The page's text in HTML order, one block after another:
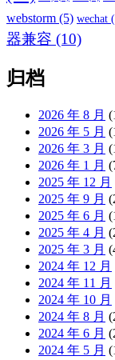
webstorm (5) wechat
器兼容 (10)
归档
2026 年 8 月
2026 年 5 月
2026 年 3 月
2026 年 1 月
2025 年 12 月
2025 年 9 月
2025 年 6 月
2025 年 4 月
2025 年 3 月
2024 年 12 月
2024 年 11 月
2024 年 10 月
2024 年 8 月
2024 年 6 月
2024 年 5 月